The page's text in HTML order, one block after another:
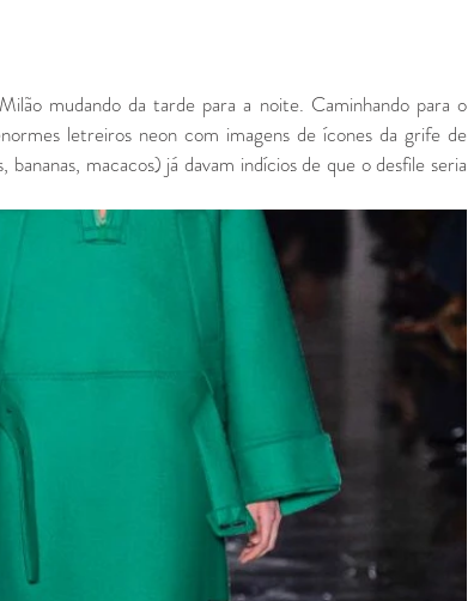
mudando da tarde para a noite. Caminhando para o
letreiros neon com imagens de ícones da grife de
macacos) já davam indícios de que o desfile seria